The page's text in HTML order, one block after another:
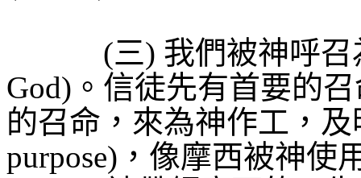
(三) 我們被神呼
God) 。 信徒先有首要的
的召命，來為神作工，
purpose) ，像摩西被神使